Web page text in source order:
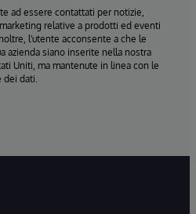
ad essere contattati per notizie,
relative a prodotti ed eventi
l'utente acconsente a che le
azienda siano inserite nella nostra
Uniti, ma mantenute in linea con le
dei dati.